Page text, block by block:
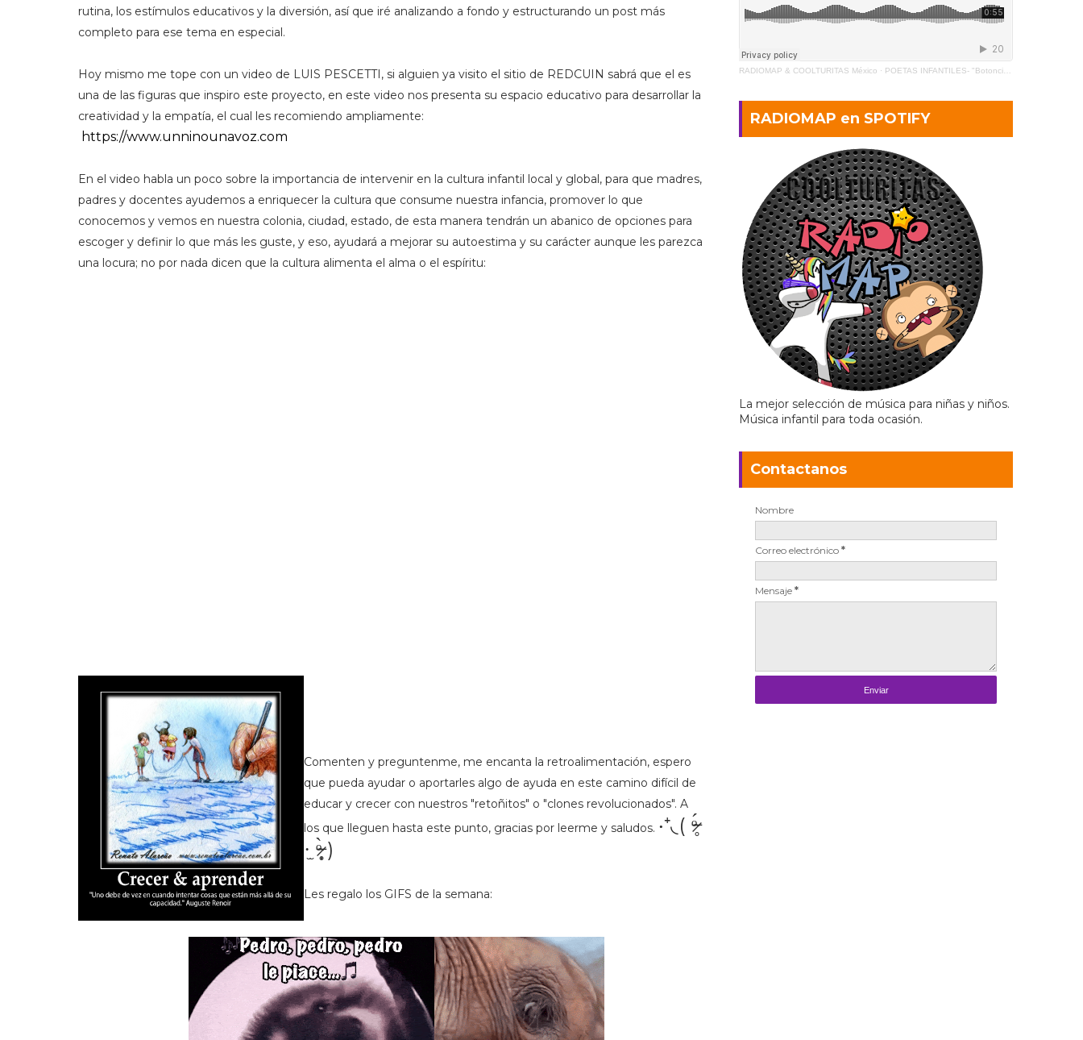
rutina, los estímulos educativos y la diversión, así que iré analizando a fondo y estructurando un post más
completo para ese tema en especial.
Hoy mismo me tope con un video de LUIS PESCETTI, si alguien ya visito el sitio de REDCUIN sabrá que el es
una de las figuras que inspiro este proyecto, en este video nos presenta su espacio educativo para desarrollar la
creatividad y la empatía, el cual les recomiendo ampliamente:
https://www.unninounavoz.com
En el video habla un poco sobre la importancia de intervenir en la cultura infantil local y global, para que madres,
padres y docentes ayudemos a enriquecer la cultura que consume nuestra infancia, promover lo que
conocemos y vemos en nuestra colonia, ciudad, estado, de esta manera tendrán un abanico de opciones para
escoger y definir lo que más les guste, y eso, ayudará a mejorar su autoestima y su carácter aunque les parezca
una locura; no por nada dicen que la cultura alimenta el alma o el espíritu:
Comenten y preguntenme, me encanta la retroalimentación, espero
que pueda ayudar o aportarles algo de ayuda en este camino difícil de
educar y crecer con nuestros "retoñitos" o "clones revolucionados". A
los que lleguen hasta este punto, gracias por leerme y saludos. ‧⁺◟( ᵒ̴̶̷̥́
·̫ ᵒ̴̶̷̣̥̀ )
Les regalo los GIFS de la semana:
RADIOMAP & COOLTURITAS México · POETAS INFANTILES- "Botoncito" de Gabriela Mistral (2)
RADIOMAP en SPOTIFY
La mejor selección de música para niñas y niños.
Música infantil para toda ocasión.
Contactanos
Nombre
Correo electrónico *
Mensaje *